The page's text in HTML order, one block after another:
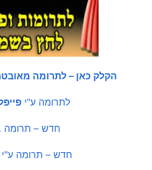
הקלק כאן – לתרומה
לתרומה ע"י
חדש – תרומה
חדש – תרומה ע"י